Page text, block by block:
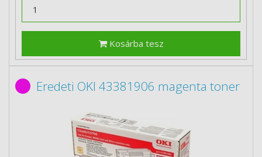
Kosárba tesz
Eredeti OKI 43381906 magenta toner